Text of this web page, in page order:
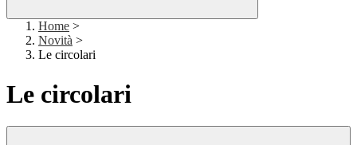
Home >
Novità >
Le circolari
Le circolari